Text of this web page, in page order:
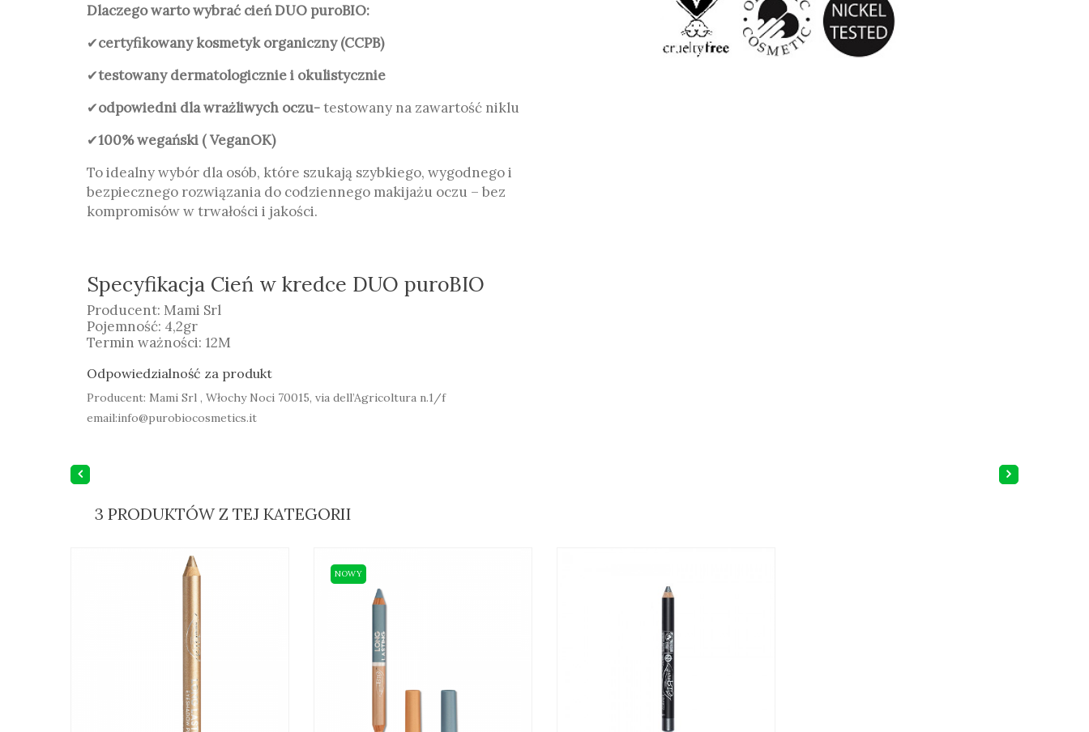
Dlaczego warto wybrać cień DUO puroBIO:
✔certyfikowany kosmetyk organiczny (CCPB)
✔testowany dermatologicznie i okulistycznie
✔odpowiedni dla wrażliwych oczu-testowany na zawartość niklu
✔100% wegański ( VeganOK)
To idealny wybór dla osób, które szukają szybkiego, wygodnego i
bezpiecznego rozwiązania do codziennego makijażu oczu – bez
kompromisów w trwałości i jakości.
Specyfikacja Cień w kredce DUO puroBIO
Producent: Mami Srl
Pojemność: 4,2gr
Termin ważności: 12M
Odpowiedzialność za produkt
Producent: Mami Srl , Włochy Noci 70015, via dell’Agricoltura n.1/f
email:info@purobiocosmetics.it
3 PRODUKTÓW Z TEJ KATEGORII
NOWY